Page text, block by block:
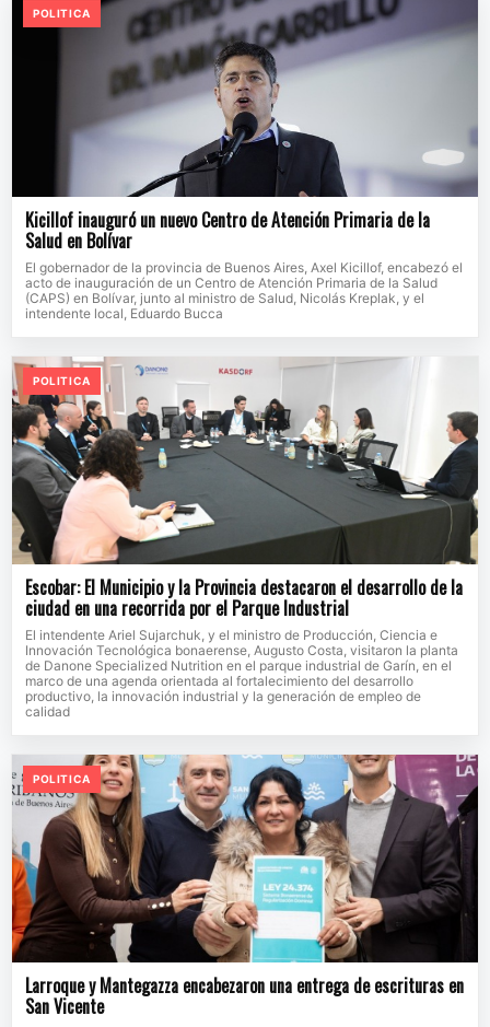
POLITICA
Kicillof inauguró un nuevo Centro de Atención Primaria de la
Salud en Bolívar
El gobernador de la provincia de Buenos Aires, Axel Kicillof, encabezó el
acto de inauguración de un Centro de Atención Primaria de la Salud
(CAPS) en Bolívar, junto al ministro de Salud, Nicolás Kreplak, y el
intendente local, Eduardo Bucca
POLITICA
Escobar: El Municipio y la Provincia destacaron el desarrollo de la
ciudad en una recorrida por el Parque Industrial
El intendente Ariel Sujarchuk, y el ministro de Producción, Ciencia e
Innovación Tecnológica bonaerense, Augusto Costa, visitaron la planta
de Danone Specialized Nutrition en el parque industrial de Garín, en el
marco de una agenda orientada al fortalecimiento del desarrollo
productivo, la innovación industrial y la generación de empleo de
calidad
POLITICA
Larroque y Mantegazza encabezaron una entrega de escrituras en
San Vicente